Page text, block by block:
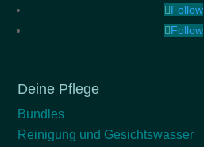
Follow
Follow
Deine Pflege
Bundles
Reinigung und Gesichtswasser